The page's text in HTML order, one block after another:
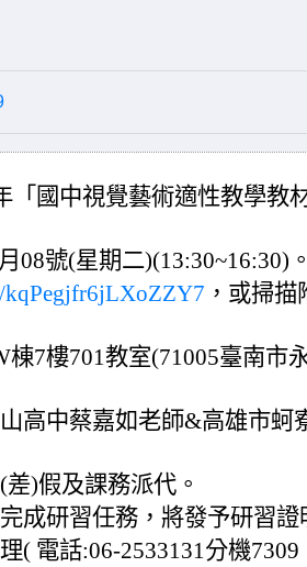
「國中視覺藝術適性教學教
08號(星期二)(13:30~16:30)。
kqPegjfr6jLXoZZY7 ，或掃描
7樓701教室(71005臺南市
高中蔡嘉如老師&高雄市蚵
)假及課務派代。
成研習任務，將發予研習證
( 電話:06-2533131分機7309